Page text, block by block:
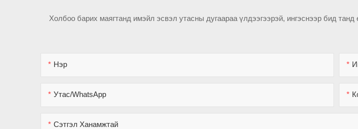
Холбоо барих маягтанд имэйл эсвэл утасны дугаараа үлдээгээрэй, ингэснээр бид
Нэр
Утас/WhatsApp
Сэтгэл Ханамжтай